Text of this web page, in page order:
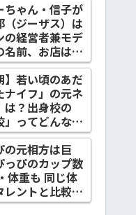
ちゃん・信子が
（ジーザス）は
の経営者兼モデ
名前、お店はど
】若い頃のあだ
ナイフ」の元ネ
は？出身校の
」ってどんな学
の元相方は巨
っぴのカップ数
体重も 同じ体
レントと比較検